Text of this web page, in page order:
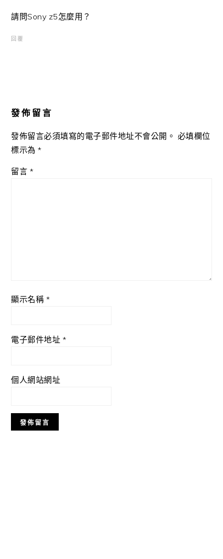
請問Sony z5怎麼用？
回覆
發佈留言
發佈留言必須填寫的電子郵件地址不會公開。 必填欄位
標示為*
留言 *
顯示名稱 *
電子郵件地址 *
個人網站網址